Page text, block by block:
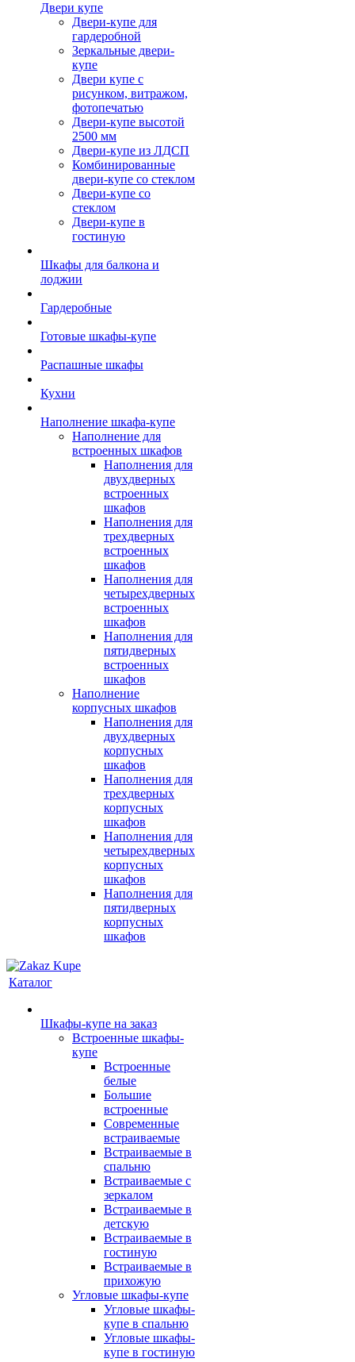
Двери купе
Двери-купе для
гардеробной
Зеркальные двери-
купе
Двери купе с
рисунком, витражом,
фотопечатью
Двери-купе высотой
2500 мм
Двери-купе из ЛДСП
Комбинированные
двери-купе со стеклом
Двери-купе со
стеклом
Двери-купе в
гостиную
Шкафы для балкона и
лоджии
Гардеробные
Готовые шкафы-купе
Распашные шкафы
Кухни
Наполнение шкафа-купе
Наполнение для
встроенных шкафов
Наполнения для
двухдверных
встроенных
шкафов
Наполнения для
трехдверных
встроенных
шкафов
Наполнения для
четырехдверных
встроенных
шкафов
Наполнения для
пятидверных
встроенных
шкафов
Наполнение
корпусных шкафов
Наполнения для
двухдверных
корпусных
шкафов
Наполнения для
трехдверных
корпусных
шкафов
Наполнения для
четырехдверных
корпусных
шкафов
Наполнения для
пятидверных
корпусных
шкафов
Каталог
Шкафы-купе на заказ
Встроенные шкафы-
купе
Встроенные
белые
Большие
встроенные
Современные
встраиваемые
Встраиваемые в
спальню
Встраиваемые с
зеркалом
Встраиваемые в
детскую
Встраиваемые в
гостиную
Встраиваемые в
прихожую
Угловые шкафы-купе
Угловые шкафы-
купе в спальню
Угловые шкафы-
купе в гостиную